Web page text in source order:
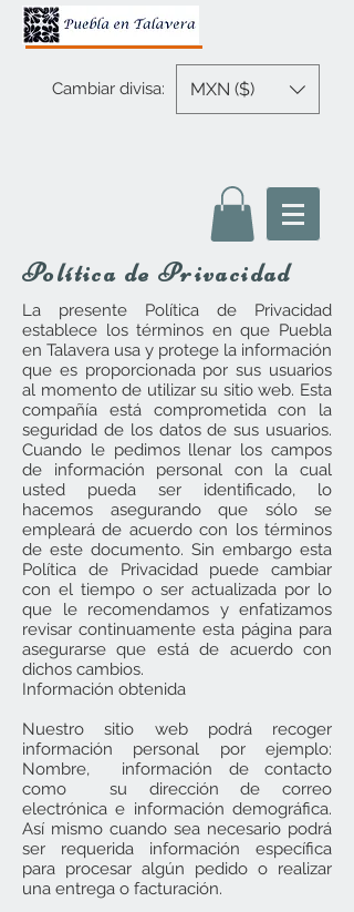
Cambiar divisa: MXN ($)
Política de Privacidad
La presente Política de Privacidad
establece los términos en que Puebla
en Talavera usa y protege la información
que es proporcionada por sus usuarios
al momento de utilizar su sitio web. Esta
compañía está comprometida con la
seguridad de los datos de sus usuarios.
Cuando le pedimos llenar los campos
de información personal con la cual
usted pueda ser identificado, lo
hacemos asegurando que sólo se
empleará de acuerdo con los términos
de este documento. Sin embargo esta
Política de Privacidad puede cambiar
con el tiempo o ser actualizada por lo
que le recomendamos y enfatizamos
revisar continuamente esta página para
asegurarse que está de acuerdo con
dichos cambios.
Información obtenida
Nuestro sitio web podrá recoger
información personal por ejemplo:
Nombre, información de contacto
como su dirección de correo
electrónica e información demográfica.
Así mismo cuando sea necesario podrá
ser requerida información específica
para procesar algún pedido o realizar
una entrega o facturación.